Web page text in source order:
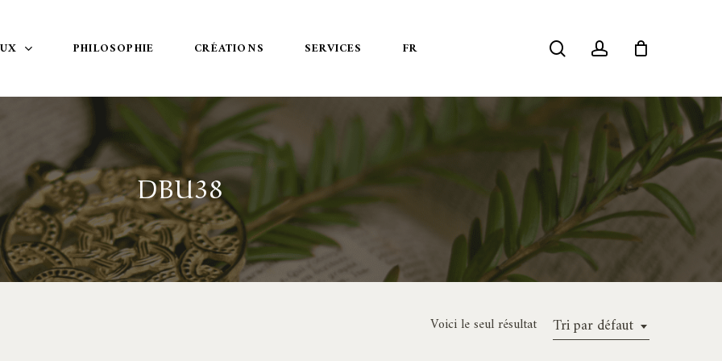
PHILOSOPHIE CRÉATIONS SERVICES FR searchaccount
DBU38
Tri par défaut
Voici le seul résultat